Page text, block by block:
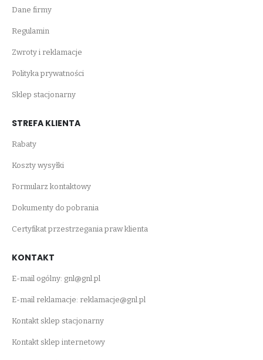
Dane firmy
Regulamin
Zwroty i reklamacje
Polityka prywatności
Sklep stacjonarny
STREFA KLIENTA
Rabaty
Koszty wysyłki
Formularz kontaktowy
Dokumenty do pobrania
Certyfikat przestrzegania praw klienta
KONTAKT
E-mail ogólny: gnl@gnl.pl
E-mail reklamacje: reklamacje@gnl.pl
Kontakt sklep stacjonarny
Kontakt sklep internetowy